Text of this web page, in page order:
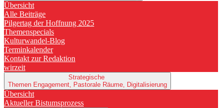
Übersicht
Alle Beiträge
Pilgertag der Hoffnung 2025
Themenspecials
Kulturwandel-Blog
Terminkalender
Kontakt zur Redaktion
wirzeit
Strategische
Themen Engagement, Pastorale Räume, Digitalisierung
Übersicht
Aktueller Bistumsprozess